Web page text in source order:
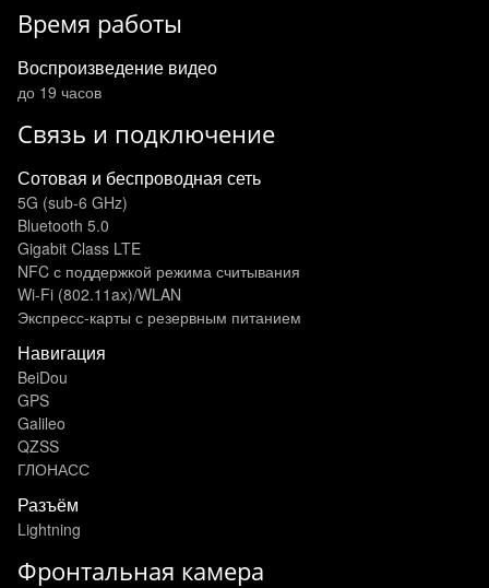
Время работы
Воспроизведение видео
до 19 часов
Связь и подключение
Сотовая и беспроводная сеть
5G (sub‑6 GHz)
Bluetooth 5.0
Gigabit Class LTE
NFC с поддержкой режима считывания
Wi-Fi (802.11​ax)/WLAN
Экспресс‑карты с резервным питанием
Навигация
BeiDou
GPS
Galileo
QZSS
ГЛОНАСС
Разъём
Lightning
Фронтальная камера